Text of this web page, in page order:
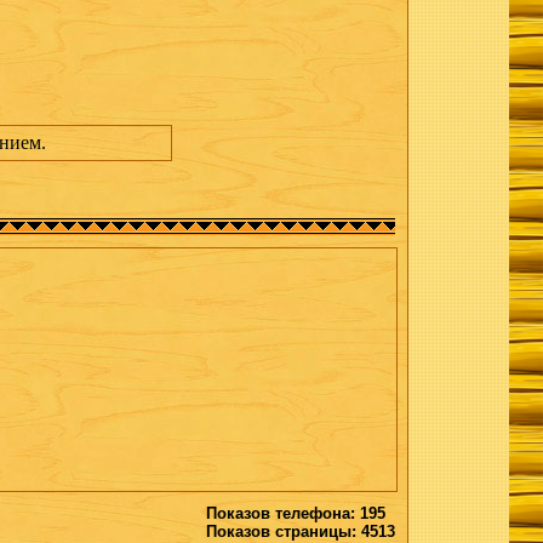
Показов телефона: 195
Показов страницы: 4513